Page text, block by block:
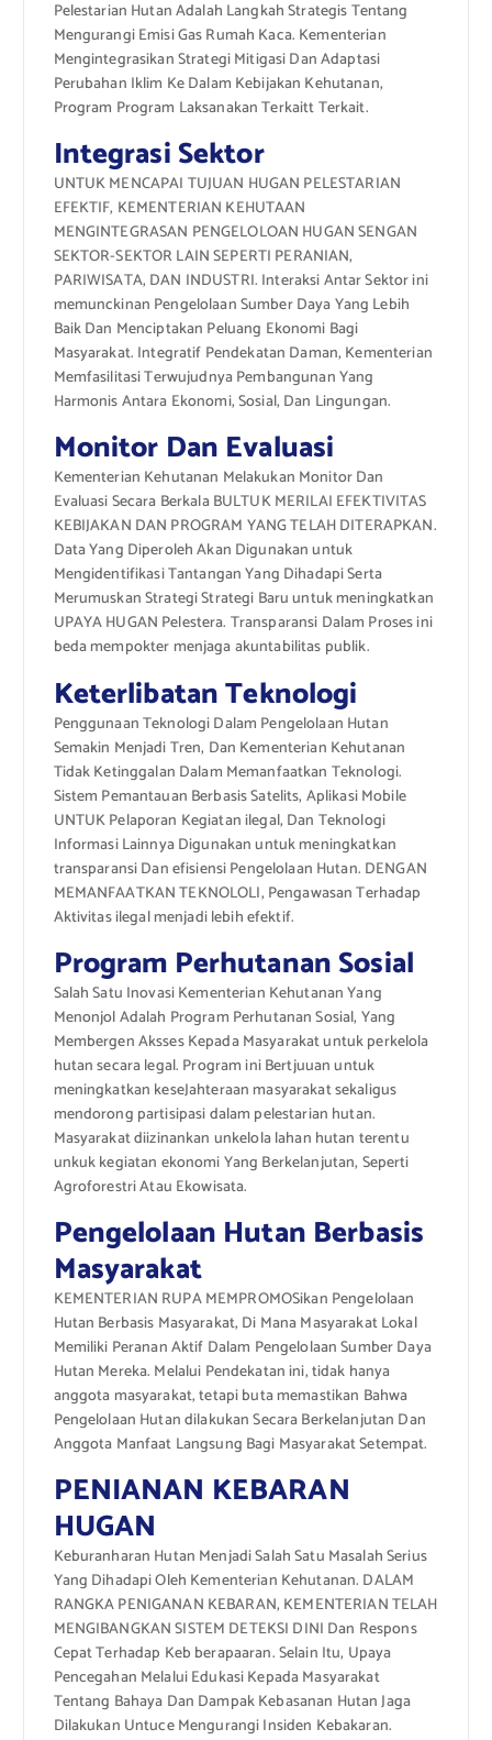
Pelestarian Hutan Adalah Langkah Strategis Tentang
Mengurangi Emisi Gas Rumah Kaca. Kementerian
Mengintegrasikan Strategi Mitigasi Dan Adaptasi
Perubahan Iklim Ke Dalam Kebijakan Kehutanan,
Program Program Laksanakan Terkaitt Terkait.
Integrasi Sektor
UNTUK MENCAPAI TUJUAN HUGAN PELESTARIAN
EFEKTIF, KEMENTERIAN KEHUTAAN
MENGINTEGRASAN PENGELOLOAN HUGAN SENGAN
SEKTOR-SEKTOR LAIN SEPERTI PERANIAN,
PARIWISATA, DAN INDUSTRI. Interaksi Antar Sektor ini
memunckinan Pengelolaan Sumber Daya Yang Lebih
Baik Dan Menciptakan Peluang Ekonomi Bagi
Masyarakat. Integratif Pendekatan Daman, Kementerian
Memfasilitasi Terwujudnya Pembangunan Yang
Harmonis Antara Ekonomi, Sosial, Dan Lingungan.
Monitor Dan Evaluasi
Kementerian Kehutanan Melakukan Monitor Dan
Evaluasi Secara Berkala BULTUK MERILAI EFEKTIVITAS
KEBIJAKAN DAN PROGRAM YANG TELAH DITERAPKAN.
Data Yang Diperoleh Akan Digunakan untuk
Mengidentifikasi Tantangan Yang Dihadapi Serta
Merumuskan Strategi Strategi Baru untuk meningkatkan
UPAYA HUGAN Pelestera. Transparansi Dalam Proses ini
beda mempokter menjaga akuntabilitas publik.
Keterlibatan Teknologi
Penggunaan Teknologi Dalam Pengelolaan Hutan
Semakin Menjadi Tren, Dan Kementerian Kehutanan
Tidak Ketinggalan Dalam Memanfaatkan Teknologi.
Sistem Pemantauan Berbasis Satelits, Aplikasi Mobile
UNTUK Pelaporan Kegiatan ilegal, Dan Teknologi
Informasi Lainnya Digunakan untuk meningkatkan
transparansi Dan efisiensi Pengelolaan Hutan. DENGAN
MEMANFAATKAN TEKNOLOLI, Pengawasan Terhadap
Aktivitas ilegal menjadi lebih efektif.
Program Perhutanan Sosial
Salah Satu Inovasi Kementerian Kehutanan Yang
Menonjol Adalah Program Perhutanan Sosial, Yang
Membergen Aksses Kepada Masyarakat untuk perkelola
hutan secara legal. Program ini Bertjuuan untuk
meningkatkan keseJahteraan masyarakat sekaligus
mendorong partisipasi dalam pelestarian hutan.
Masyarakat diizinankan unkelola lahan hutan terentu
unkuk kegiatan ekonomi Yang Berkelanjutan, Seperti
Agroforestri Atau Ekowisata.
Pengelolaan Hutan Berbasis
Masyarakat
KEMENTERIAN RUPA MEMPROMOSikan Pengelolaan
Hutan Berbasis Masyarakat, Di Mana Masyarakat Lokal
Memiliki Peranan Aktif Dalam Pengelolaan Sumber Daya
Hutan Mereka. Melalui Pendekatan ini, tidak hanya
anggota masyarakat, tetapi buta memastikan Bahwa
Pengelolaan Hutan dilakukan Secara Berkelanjutan Dan
Anggota Manfaat Langsung Bagi Masyarakat Setempat.
PENIANAN KEBARAN
HUGAN
Keburanharan Hutan Menjadi Salah Satu Masalah Serius
Yang Dihadapi Oleh Kementerian Kehutanan. DALAM
RANGKA PENIGANAN KEBARAN, KEMENTERIAN TELAH
MENGIBANGKAN SISTEM DETEKSI DINI Dan Respons
Cepat Terhadap Keb berapaaran. Selain Itu, Upaya
Pencegahan Melalui Edukasi Kepada Masyarakat
Tentang Bahaya Dan Dampak Kebasanan Hutan Jaga
Dilakukan Untuce Mengurangi Insiden Kebakaran.